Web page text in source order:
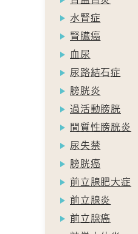
水腎症
腎臓癌
血尿
尿路結石症
膀胱炎
過活動膀胱
間質性膀胱炎
尿失禁
膀胱癌
前立腺肥大症
前立腺炎
前立腺癌